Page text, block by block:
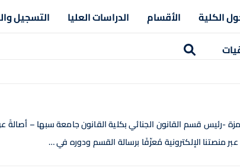
الكلية الأقسام الدراسات العليا التسجيل
-رئيس قسم القانون الجنائي بكلية القانون جامعة سبها – أصالةً
منصتنا الإلكترونية مُعرِّفًا برسالة القسم ودوره في …